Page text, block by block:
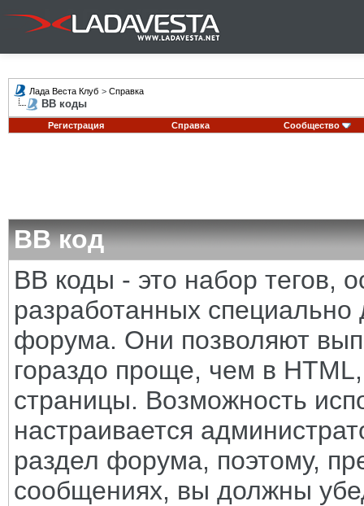
Лада Веста Клуб > Справка
BB коды
Регистрация Справка Сообщество
BB код
BB коды - это набор тегов,
разработанных
форума. Они позволяют
гораздо проще, чем в
страницы. Возможность
настраивается
раздел форума, поэтому,
сообщениях, вы должны